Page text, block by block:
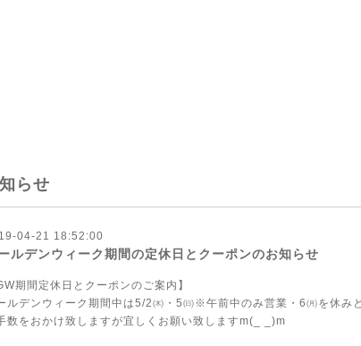
らせ
04-21 18:52:00
ルデンウィーク期間の定休日とクーポンのお知らせ
期間定休日とクーポンのご案内】
ルデンウィーク期間中は5/2㈭・5㈰※午前中のみ営業・6㈪を休み
数をおかけ致しますが宜しくお願い致しますm(_ _)m